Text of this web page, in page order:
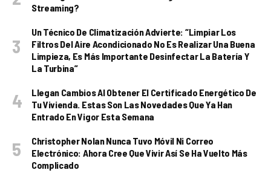
Streaming?
Un Técnico De Climatización Advierte: “Limpiar Los
Filtros Del Aire Acondicionado No Es Realizar Una Buena
Limpieza, Es Más Importante Desinfectar La Batería Y
La Turbina”
Llegan Cambios Al Obtener El Certificado Energético De
Tu Vivienda. Estas Son Las Novedades Que Ya Han
Entrado En Vigor Esta Semana
Christopher Nolan Nunca Tuvo Móvil Ni Correo
Electrónico: Ahora Cree Que Vivir Así Se Ha Vuelto Más
Complicado